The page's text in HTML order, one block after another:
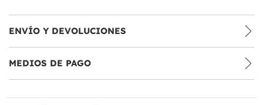
ENVÍO Y DEVOLUCIONES
MEDIOS DE PAGO